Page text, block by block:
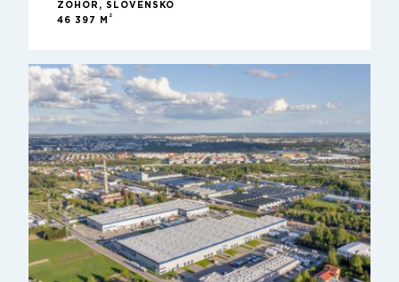
ZOHOR, SLOVENSKO
46 397 M
2